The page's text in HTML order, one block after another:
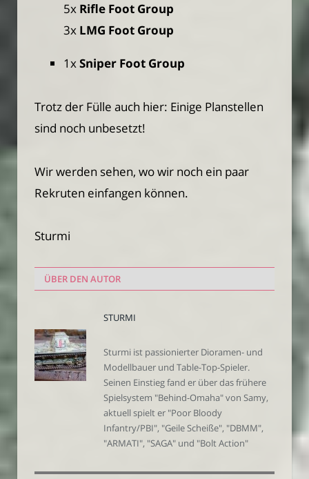
5x Rifle Foot Group
3x LMG Foot Group
1xSniper Foot Group
Trotz der Fülle auch hier: Einige Planstellen
sind noch unbesetzt!
Wir werden sehen, wo wir noch ein paar
Rekruten einfangen können.
Sturmi
ÜBER DEN AUTOR
STURMI
Sturmi ist passionierter Dioramen- und
Modellbauer und Table-Top-Spieler.
Seinen Einstieg fand er über das frühere
Spielsystem "Behind-Omaha" von Samy,
aktuell spielt er "Poor Bloody
Infantry/PBI", "Geile Scheiße", "DBMM",
"ARMATI", "SAGA" und "Bolt Action"